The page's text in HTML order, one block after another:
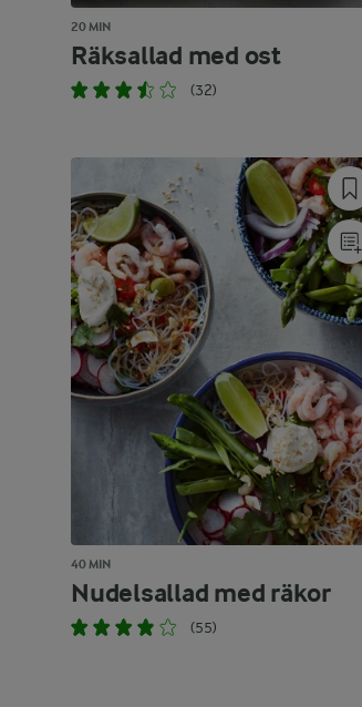
20 MIN
Räksallad med ost
(32)
40 MIN
Nudelsallad med räkor
(55)